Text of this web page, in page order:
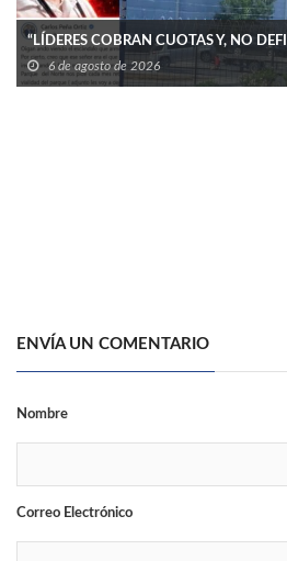
“LÍDERES COBRAN CUOTAS Y, NO
6 de agosto de 2026
ENVÍA UN COMENTARIO
Nombre
Correo Electrónico